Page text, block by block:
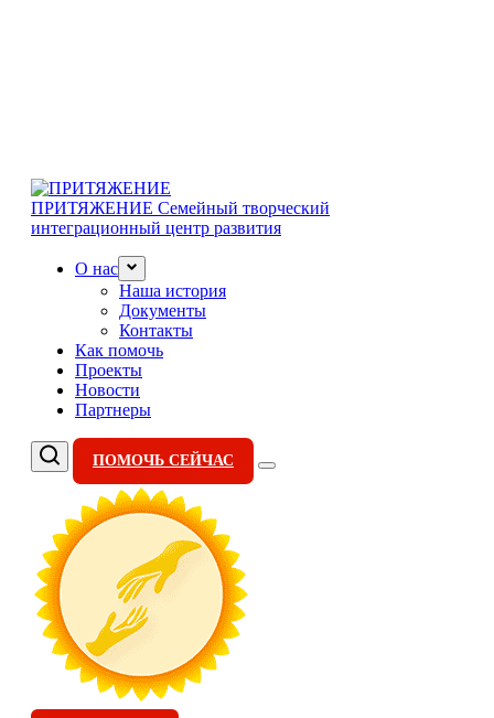
ПРИТЯЖЕНИЕ Семейный творческий
интеграционный центр развития
О нас
Наша история
Документы
Контакты
Как помочь
Проекты
Новости
Партнеры
ПОМОЧЬ СЕЙЧАС